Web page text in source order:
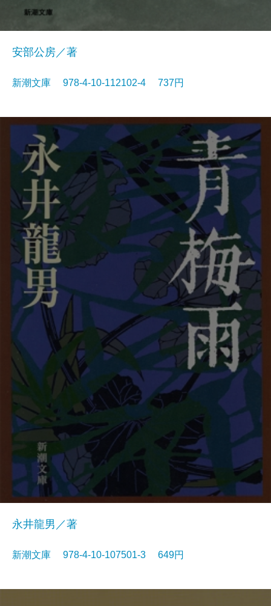
安部公房／著
新潮文庫 978-4-10-112102-4 737円
永井龍男／著
新潮文庫 978-4-10-107501-3 649円